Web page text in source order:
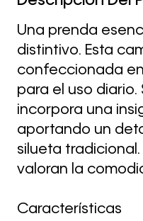
Una prenda
distintivo. Esta
confeccionada
para el uso diario.
incorpora una
aportando un
silueta
valoran la
Características